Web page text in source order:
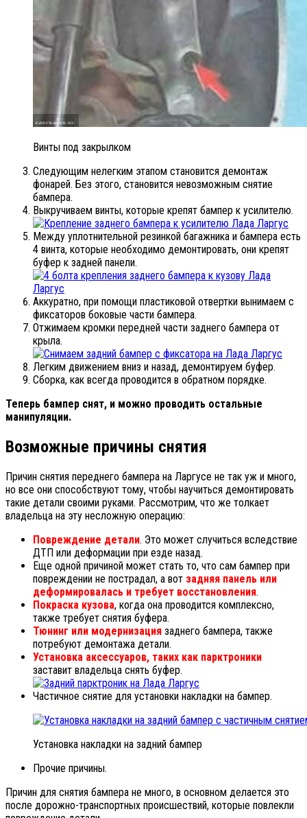
Винты под закрылком
Следующим нелегким этапом становится демонтаж
фонарей. Без этого, становится невозможным снятие
бампера.
Выкручиваем винты, которые крепят бампер к усилителю.
Между уплотнительной резинкой багажника и бампера есть
4 винта, которые необходимо демонтировать, они крепят
буфер к задней панели.
Аккуратно, при помощи пластиковой отвертки вынимаем с
фиксаторов боковые части бампера.
Отжимаем кромки передней части заднего бампера от
крыла.
Легким движением вниз и назад, демонтируем буфер.
Сборка, как всегда проводится в обратном порядке.
Теперь бампер снят, и можно проводить остальные
манипуляции.
Возможные причины снятия
Причин снятия переднего бампера на Ларгусе не так уж и много,
но все они способствуют тому, чтобы научиться демонтировать
такие детали своими руками. Рассмотрим, что же толкает
владельца на эту несложную операцию:
Повреждение детали. Это может случиться вследствие
ДТП или деформации при езде назад.
Еще одной причиной может стать то, что сам бампер при
повреждении не пострадал, а вот задняя панель или
деформировалась и требует восстановления.
Покраска кузова, когда она проводится комплексно,
также требует снятия буфера.
Тюнинг или модернизация заднего бампера, также
потребуют демонтажа детали.
Установка аксессуаров, таких как парктроники
заставит владельца снять буфер.
Частичное снятие для установки накладки на бампер.
Установка накладки на задний бампер
Прочие причины.
Причин для снятия бампера не много, в основном делается это
после дорожно-транспортных происшествий, которые повлекли